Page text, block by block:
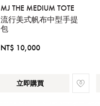
MJ THE MEDIUM TOTE
流行美式帆布中型手提
包
NT$ 10,000
立即購買